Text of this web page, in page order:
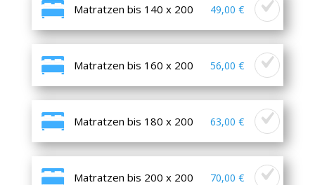
Matratzen bis 140 x 200 49,00 €
Matratzen bis 160 x 200 56,00 €
Matratzen bis 180 x 200 63,00 €
Matratzen bis 200 x 200 70,00 €